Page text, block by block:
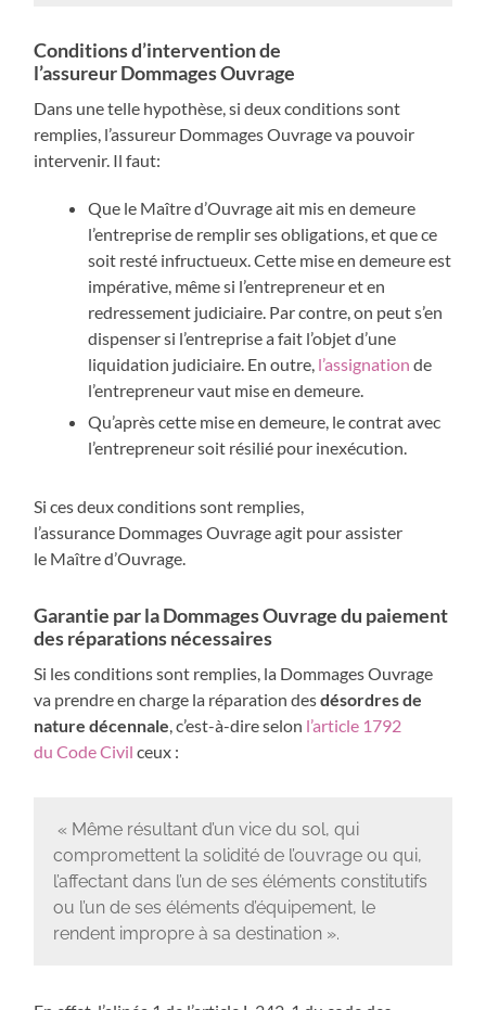
Conditions d’intervention de
l’assureur Dommages Ouvrage
Dans une telle hypothèse, si deux conditions sont
remplies, l’assureur Dommages Ouvrage va pouvoir
intervenir. Il faut:
Que le Maître d’Ouvrage ait mis en demeure
l’entreprise de remplir ses obligations, et que ce
soit resté infructueux. Cette mise en demeure est
impérative, même si l’entrepreneur et en
redressement judiciaire. Par contre, on peut s’en
dispenser si l’entreprise a fait l’objet d’une
liquidation judiciaire. En outre, l’assignation de
l’entrepreneur vaut mise en demeure.
Qu’après cette mise en demeure, le contrat avec
l’entrepreneur soit résilié pour inexécution.
Si ces deux conditions sont remplies,
l’assurance Dommages Ouvrage agit pour assister
le Maître d’Ouvrage.
Garantie par la Dommages Ouvrage du paiement
des réparations nécessaires
Si les conditions sont remplies, la Dommages Ouvrage
va prendre en charge la réparation desdésordres de
nature décennale, c’est-à-dire selon l’article 1792
du Code Civil ceux :
« Même résultant d’un vice du sol, qui
compromettent la solidité de l’ouvrage ou qui,
l’affectant dans l’un de ses éléments constitutifs
ou l’un de ses éléments d’équipement, le
rendent impropre à sa destination ».